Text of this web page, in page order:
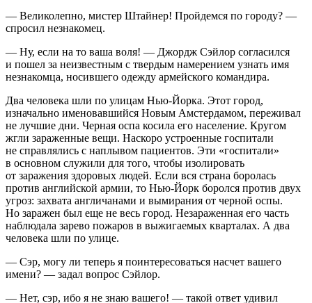
— Великолепно, мистер Штайнер! Пройдемся по городу? —
спросил незнакомец.
— Ну, если на то ваша воля! — Джордж Сэйлор согласился
и пошел за неизвестным с твердым намерением узнать имя
незнакомца, носившего одежду армейского командира.
Два человека шли по улицам Нью-Йорка. Этот город,
изначально именовавшийся Новым Амстердамом, переживал
не лучшие дни. Черная оспа косила его население. Кругом
жгли зараженные вещи. Наскоро устроенные госпитали
не справлялись с наплывом пациентов. Эти «госпитали»
в основном служили для того, чтобы изолировать
от заражения здоровых людей. Если вся страна боролась
против английской армии, то Нью-Йорк боролся против двух
угроз: захвата англичанами и вымирания от черной оспы.
Но заражен был еще не весь город. Незараженная его часть
наблюдала зарево пожаров в выжигаемых кварталах. А два
человека шли по улице.
— Сэр, могу ли теперь я поинтересоваться насчет вашего
имени? — задал вопрос Сэйлор.
— Нет, сэр, ибо я не знаю вашего! — такой ответ удивил